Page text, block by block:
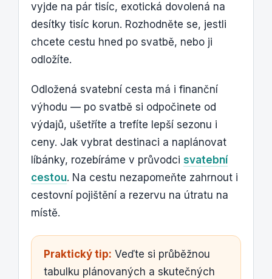
vyjde na pár tisíc, exotická dovolená na
desítky tisíc korun. Rozhodněte se, jestli
chcete cestu hned po svatbě, nebo ji
odložíte.
Odložená svatební cesta má i finanční
výhodu — po svatbě si odpočinete od
výdajů, ušetříte a trefíte lepší sezonu i
ceny. Jak vybrat destinaci a naplánovat
líbánky, rozebíráme v průvodci svatební
cestou. Na cestu nezapomeňte zahrnout i
cestovní pojištění a rezervu na útratu na
místě.
Praktický tip: Veďte si průběžnou
tabulku plánovaných a skutečných